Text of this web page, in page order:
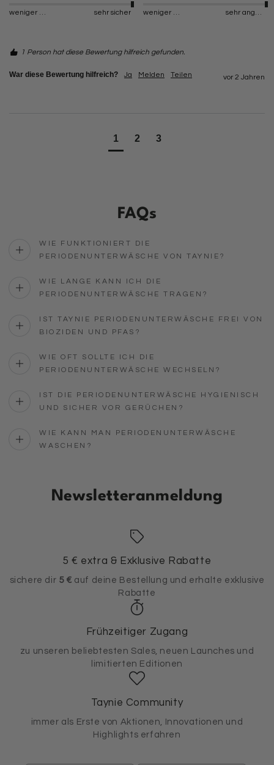
weniger sicher sehr sicher weniger angenehm sehr angenehm
1 Person hat diese Bewertung hilfreich gefunden.
War diese Bewertung hilfreich? Ja Melden Teilen vor 2 Jahren
1 2 3
FAQs
WIE FUNKTIONIERT DIE
PERIODENUNTERWÄSCHE VON TAYNIE?
WIE LANGE KANN ICH DIE
PERIODENUNTERWÄSCHE TRAGEN?
IST TAYNIE PERIODENUNTERWÄSCHE FREI VON
BIOZIDEN UND PFAS?
WIE OFT SOLLTE ICH DIE
PERIODENUNTERWÄSCHE WECHSELN?
IST DIE PERIODENUNTERWÄSCHE HYGIENISCH
UND SICHER VOR GERÜCHEN?
WIE KANN MAN PERIODENUNTERWÄSCHE
WASCHEN?
Newsletteranmeldung
5 € extra & Exklusive Rabatte
sichere dir 5 € auf deine Bestellung und erhalte exklusive
Rabatte
Frühzeitiger Zugang
zu unseren beliebtesten Sales, neuen Launches und
limitierten Editionen
Taynie Community
immer als Erste von Aktionen, Innovationen und
Highlights erfahren